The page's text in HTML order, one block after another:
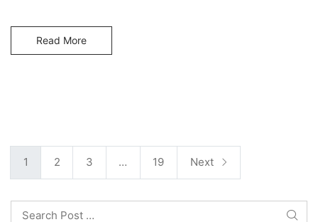
Read More
P
o
1 2 3 … 19 Next